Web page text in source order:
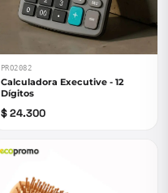
PRO2082
Calculadora Executive - 12
Dígitos
$ 24.300